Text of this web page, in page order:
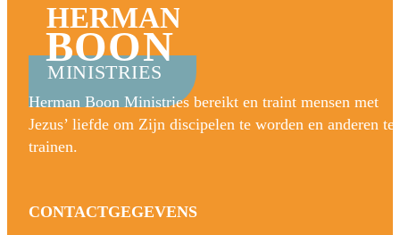
MINISTRIES
BOON
HERMAN
Herman Boon Ministries bereikt en traint mensen met
Jezus’ liefde om Zijn discipelen te worden en anderen te
trainen.
CONTACTGEGEVENS